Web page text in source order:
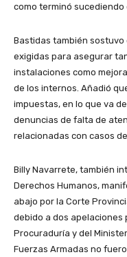
como terminó
Bastidas también sostuvo
exigidas para asegurar
instalaciones como
de los internos. Añadió
impuestas, en lo que va
denuncias de falta de
relacionadas con casos
Billy Navarrete, también
Derechos Humanos,
abajo por la Corte
debido a dos apelaciones
Procuraduría y del
Fuerzas Armadas no